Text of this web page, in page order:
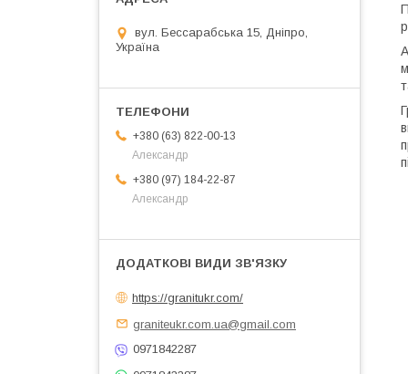
вул. Бессарабська 15, Дніпро,
Україна
+380 (63) 822-00-13
Александр
+380 (97) 184-22-87
Александр
https://granitukr.com/
graniteukr.com.ua@gmail.com
0971842287